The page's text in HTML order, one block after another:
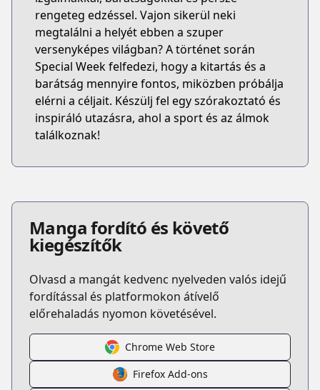
rengeteg edzéssel. Vajon sikerül neki
megtalálni a helyét ebben a szuper
versenyképes világban? A történet során
Special Week felfedezi, hogy a kitartás és a
barátság mennyire fontos, miközben próbálja
elérni a céljait. Készülj fel egy szórakoztató és
inspiráló utazásra, ahol a sport és az álmok
találkoznak!
Manga fordító és követő
kiegészítők
Olvasd a mangát kedvenc nyelveden valós idejű
fordítással és platformokon átívelő
előrehaladás nyomon követésével.
Chrome Web Store
Firefox Add-ons